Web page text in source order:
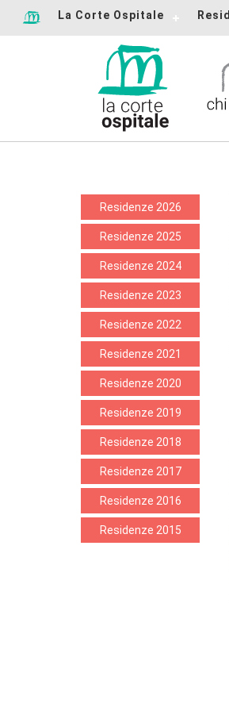
La Corte Ospitale
Residenze 2026
Residenze 2025
Residenze 2024
Residenze 2023
Residenze 2022
Residenze 2021
Residenze 2020
Residenze 2019
Residenze 2018
Residenze 2017
Residenze 2016
Residenze 2015